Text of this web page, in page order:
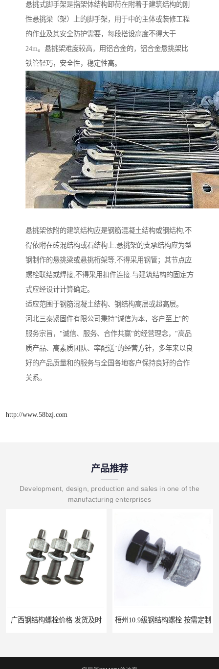
悬挑式脚手架是指架体结构卸荷在附着于建筑结构的刚
性悬挑梁（架）上的脚手架，用于中的主体或装修工程
的作业及其安全防护需要，每段搭设高度不得大于
24m。悬挑架难度较高，用铝合金的，铝合金悬挑架比
铁管轻巧，安全性，稳定性高。
悬挑架依附的建筑结构应是钢筋混凝土结构或钢结构,不
得依附在砖混结构或石结构上.悬挑架的支承结构应为型
钢制作的悬挑梁或悬挑桁架等,不得采用钢管；其节点应
螺栓联结或焊接,不得采用扣件连接.与建筑结构的固定方
式应经设计计算确定。
适应范围于钢筋混凝土结构、钢结构高层或超高层。
河北三泰紧固件有限公司秉持"诚信为本，客户至上"的
服务宗旨，"诚信、服务、合作共赢"的经营理念，"高品
质产品、高素质团队、率配送"的经营方针，多年来以良
好的产品质量和的服务与全国各地客户保持良好的合作
关系。
http://www.58bzj.com
产品推荐
Development, design, production and sales in one of the
manufacturing enterprises
广西钢结构螺栓价格 发货及时 梧州10.9级钢结构螺栓 按需定制